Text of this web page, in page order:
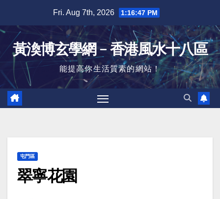
content
Fri. Aug 7th, 2026 1:16:48 PM
黃渙博玄學網﹣香港風水十八區
能提高你生活質素的網站！
屯門區
翠寧花園